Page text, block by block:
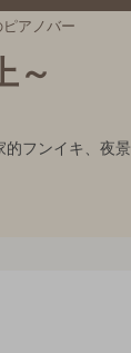
アノバー
～
フンイキ、夜